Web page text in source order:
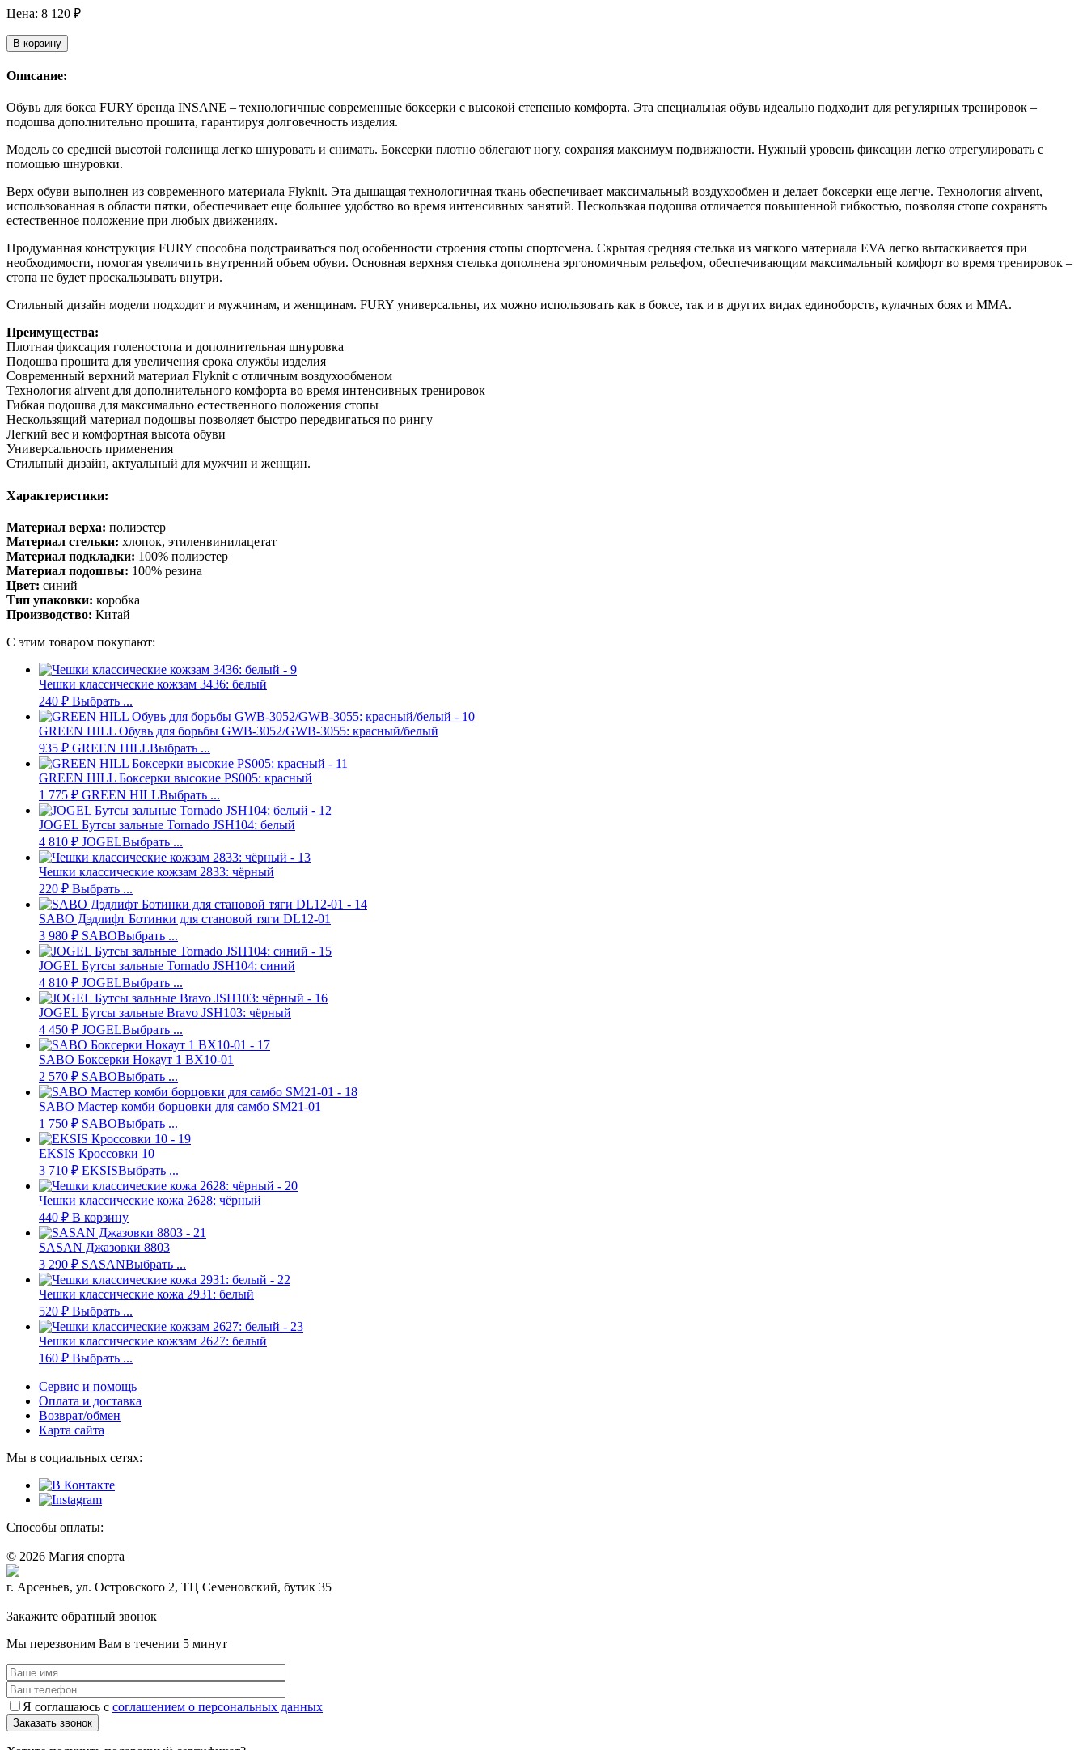
Цена: 8 120 ₽
В корзину
Описание:
Обувь для бокса FURY бренда INSANE – технологичные современные боксерки с высокой степенью комфорта. Эта специальная обувь идеально подходит для регулярных тренировок –
подошва дополнительно прошита, гарантируя долговечность изделия.
Модель со средней высотой голенища легко шнуровать и снимать. Боксерки плотно облегают ногу, сохраняя максимум подвижности. Нужный уровень фиксации легко отрегулировать с
помощью шнуровки.
Верх обуви выполнен из современного материала Flyknit. Эта дышащая технологичная ткань обеспечивает максимальный воздухообмен и делает боксерки еще легче. Технология airvent,
использованная в области пятки, обеспечивает еще большее удобство во время интенсивных занятий. Нескользкая подошва отличается повышенной гибкостью, позволяя стопе сохранять
естественное положение при любых движениях.
Продуманная конструкция FURY способна подстраиваться под особенности строения стопы спортсмена. Скрытая средняя стелька из мягкого материала EVA легко вытаскивается при
необходимости, помогая увеличить внутренний объем обуви. Основная верхняя стелька дополнена эргономичным рельефом, обеспечивающим максимальный комфорт во время тренировок –
стопа не будет проскальзывать внутри.
Стильный дизайн модели подходит и мужчинам, и женщинам. FURY универсальны, их можно использовать как в боксе, так и в других видах единоборств, кулачных боях и ММА.
Преимущества:
Плотная фиксация голеностопа и дополнительная шнуровка
Подошва прошита для увеличения срока службы изделия
Современный верхний материал Flyknit с отличным воздухообменом
Технология airvent для дополнительного комфорта во время интенсивных тренировок
Гибкая подошва для максимально естественного положения стопы
Нескользящий материал подошвы позволяет быстро передвигаться по рингу
Легкий вес и комфортная высота обуви
Универсальность применения
Стильный дизайн, актуальный для мужчин и женщин.
Характеристики:
Материал верха: полиэстер
Материал стельки: хлопок, этиленвинилацетат
Материал подкладки: 100% полиэстер
Материал подошвы: 100% резина
Цвет: синий
Тип упаковки: коробка
Производство: Китай
С этим товаром покупают:
Чешки классические кожзам 3436: белый
240 ₽ Выбрать ...
GREEN HILL Обувь для борьбы GWB-3052/GWB-3055: красный/белый
935 ₽ GREEN HILLВыбрать ...
GREEN HILL Боксерки высокие PS005: красный
1 775 ₽ GREEN HILLВыбрать ...
JOGEL Бутсы зальные Tornado JSH104: белый
4 810 ₽ JOGELВыбрать ...
Чешки классические кожзам 2833: чёрный
220 ₽ Выбрать ...
SABO Дэдлифт Ботинки для становой тяги DL12-01
3 980 ₽ SABOВыбрать ...
JOGEL Бутсы зальные Tornado JSH104: синий
4 810 ₽ JOGELВыбрать ...
JOGEL Бутсы зальные Bravo JSH103: чёрный
4 450 ₽ JOGELВыбрать ...
SABO Боксерки Нокаут 1 BX10-01
2 570 ₽ SABOВыбрать ...
SABO Мастер комби борцовки для самбо SM21-01
1 750 ₽ SABOВыбрать ...
EKSIS Кроссовки 10
3 710 ₽ EKSISВыбрать ...
Чешки классические кожа 2628: чёрный
440 ₽ В корзину
SASAN Джазовки 8803
3 290 ₽ SASANВыбрать ...
Чешки классические кожа 2931: белый
520 ₽ Выбрать ...
Чешки классические кожзам 2627: белый
160 ₽ Выбрать ...
Сервис и помощь
Оплата и доставка
Возврат/обмен
Карта сайта
Мы в социальных сетях:
Способы оплаты:
© 2026 Магия спорта
г. Арсеньев, ул. Островского 2, ТЦ Семеновский, бутик 35
Закажите обратный звонок
Мы перезвоним Вам в течении 5 минут
Я соглашаюсь с соглашением о персональных данных